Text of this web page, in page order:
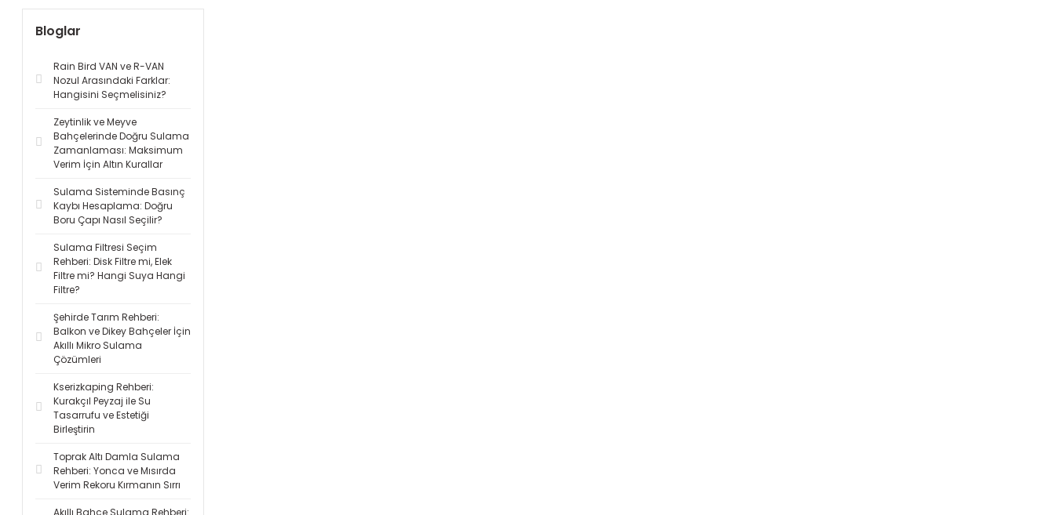
Bloglar
Rain Bird VAN ve R-VAN
Nozul Arasındaki Farklar:
Hangisini Seçmelisiniz?
Zeytinlik ve Meyve
Bahçelerinde Doğru Sulama
Zamanlaması: Maksimum
Verim İçin Altın Kurallar
Sulama Sisteminde Basınç
Kaybı Hesaplama: Doğru
Boru Çapı Nasıl Seçilir?
Sulama Filtresi Seçim
Rehberi: Disk Filtre mi, Elek
Filtre mi? Hangi Suya Hangi
Filtre?
Şehirde Tarım Rehberi:
Balkon ve Dikey Bahçeler İçin
Akıllı Mikro Sulama
Çözümleri
Kserizkaping Rehberi:
Kurakçıl Peyzaj ile Su
Tasarrufu ve Estetiği
Birleştirin
Toprak Altı Damla Sulama
Rehberi: Yonca ve Mısırda
Verim Rekoru Kırmanın Sırrı
Akıllı Bahçe Sulama Rehberi: